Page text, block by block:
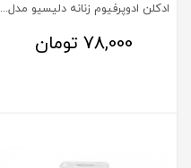
ادکلن ادوپرفیوم زنانه دلیسیو مدل VERSACE BRIGHT CRYSTAL حجم 50 میلی لیتر
78,000 تومان